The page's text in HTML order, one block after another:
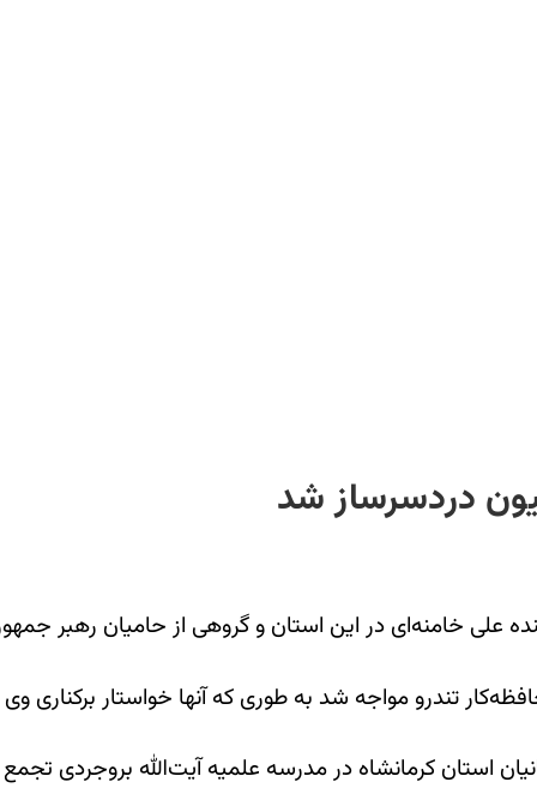
دردسرساز شد
علی خامنه‌ای در اين استان و گروهی از حاميان رهبر
تندرو مواجه شد به طوری که آنها خواستار
استان کرمانشاه در مدرسه علميه آيت‌الله بروجردی تجمع